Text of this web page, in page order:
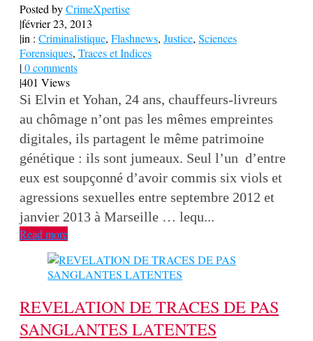
Posted byCrimeXpertise
|février 23, 2013
|in : Criminalistique, Flashnews, Justice, Sciences
Forensiques, Traces et Indices
|0 comments
|401 Views
Si Elvin et Yohan, 24 ans, chauffeurs-livreurs
au chômage n’ont pas les mêmes empreintes
digitales, ils partagent le même patrimoine
génétique : ils sont jumeaux. Seul l’un d’entre
eux est soupçonné d’avoir commis six viols et
agressions sexuelles entre septembre 2012 et
janvier 2013 à Marseille … lequ...
Read more
REVELATION DE TRACES DE PAS
SANGLANTES LATENTES